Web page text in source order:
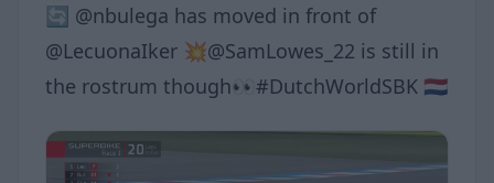
🔄 @nbulega has moved in front of
@LecuonaIker 💥@SamLowes_22 is still in
the rostrum though👀#DutchWorldSBK 🇳🇱